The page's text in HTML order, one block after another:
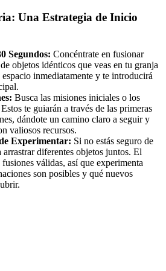
Una Estrategia de Inicio
Segundos: Concéntrate en fusionar
objetos idénticos que veas en tu granja
inmediatamente y te introducirá
Busca las misiones iniciales o los
te guiarán a través de las primeras
dándote un camino claro a seguir y
valiosos recursos.
Experimentar: Si no estás seguro de
diferentes objetos juntos. El
válidas, así que experimenta
son posibles y qué nuevos